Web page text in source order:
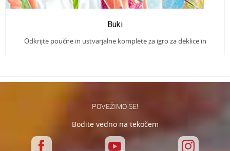
Buki
Odkrijte poučne in ustvarjalne komplete za igro za deklice in
POVEŽIMO SE!
Bodite vedno na tekočem